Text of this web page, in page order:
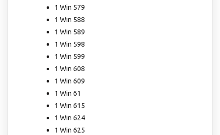
1 Win 579
1 Win 588
1 Win 589
1 Win 598
1 Win 599
1 Win 608
1 Win 609
1 Win 61
1 Win 615
1 Win 624
1 Win 625